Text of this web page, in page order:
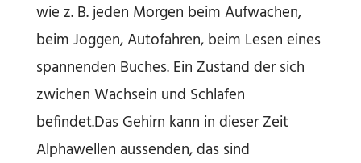
wie z. B. jeden Morgen beim Aufwachen,
beim Joggen, Autofahren, beim Lesen eines
spannenden Buches. Ein Zustand der sich
zwichen Wachsein und Schlafen
befindet.Das Gehirn kann in dieser Zeit
Alphawellen aussenden, das sind